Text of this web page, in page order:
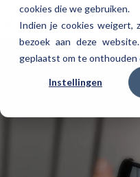
cookies die we gebruiken.
Indien je cookies weigert,
bezoek aan deze
geplaatst om te
Instellingen
Home Ontdek visiativ